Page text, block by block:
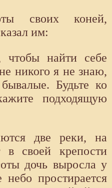
своих коней,
им:
найти себе
никого я не знаю,
Будьте ко
подходящую
две реки, на
в своей крепости
дочь выросла у
простирается